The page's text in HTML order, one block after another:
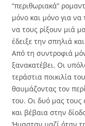
“περιθωριακά”
μόνο και μόνο για
να τους ρίξουν μιά
έδειξε την σπηλιά
Από τη συντροφιά
ξανακατέβει. Οι
τεράστια ποικιλία
θαυμάζοντας τον
του. Οι δυό μας
και βέβαια στην